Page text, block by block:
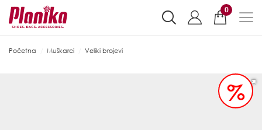
0
Početna Muškarci Veliki brojevi
%